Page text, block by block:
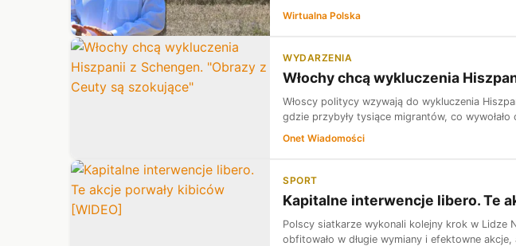
Wirtualna Polska
WYDARZENIA
Włochy chcą wykluczenia
Włoscy politycy wzywają do wykluczenia
gdzie przybyły tysiące migrantów, co
Onet Wiadomości
SPORT
Kapitalne interwencje libero. Te
Polscy siatkarze wykonali kolejny krok w Lidze
obfitowało w długie wymiany i efektowne